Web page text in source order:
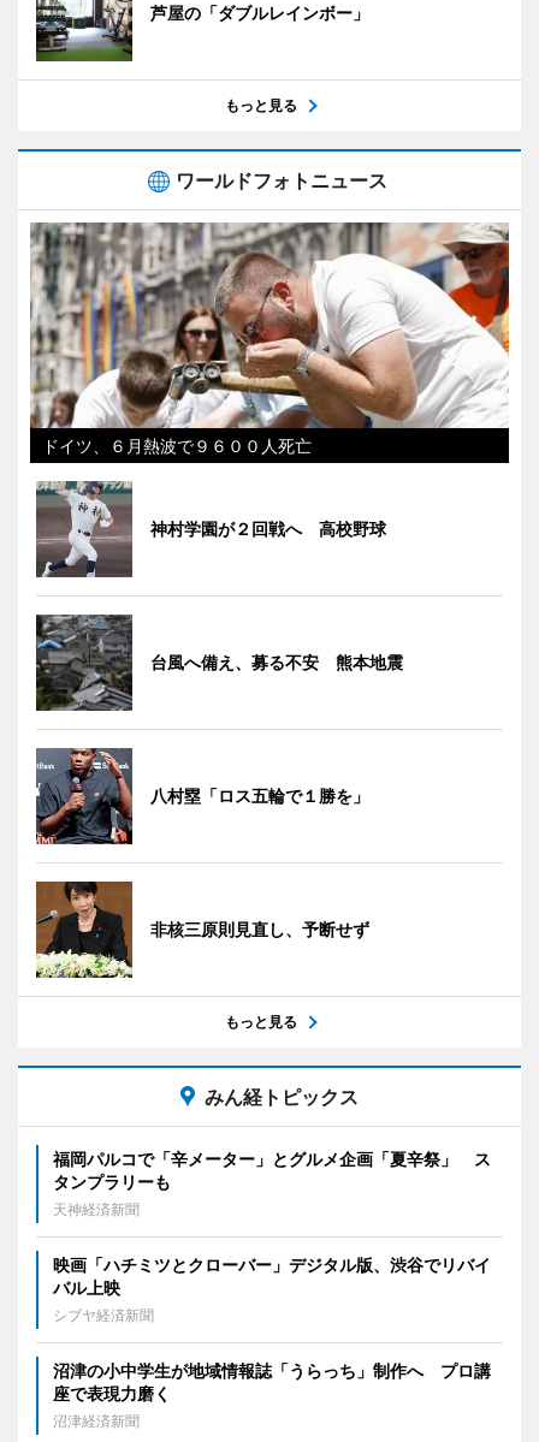
芦屋の「ダブルレインボー」
もっと見る
ワールドフォトニュース
ドイツ、６月熱波で９６００人死亡
神村学園が２回戦へ 高校野球
台風へ備え、募る不安 熊本地震
八村塁「ロス五輪で１勝を」
非核三原則見直し、予断せず
もっと見る
みん経トピックス
福岡パルコで「辛メーター」とグルメ企画「夏辛祭」 ス
タンプラリーも
天神経済新聞
映画「ハチミツとクローバー」デジタル版、渋谷でリバイ
バル上映
シブヤ経済新聞
沼津の小中学生が地域情報誌「うらっち」制作へ プロ講
座で表現力磨く
沼津経済新聞